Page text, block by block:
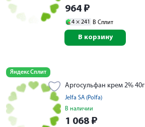
964 ₽
4 × 241 В Сплит
В корзину
Яндекс Сплит
Аргосульфан крем 2% 40г
Jelfa SA (Polfa)
В наличии
1 068 ₽